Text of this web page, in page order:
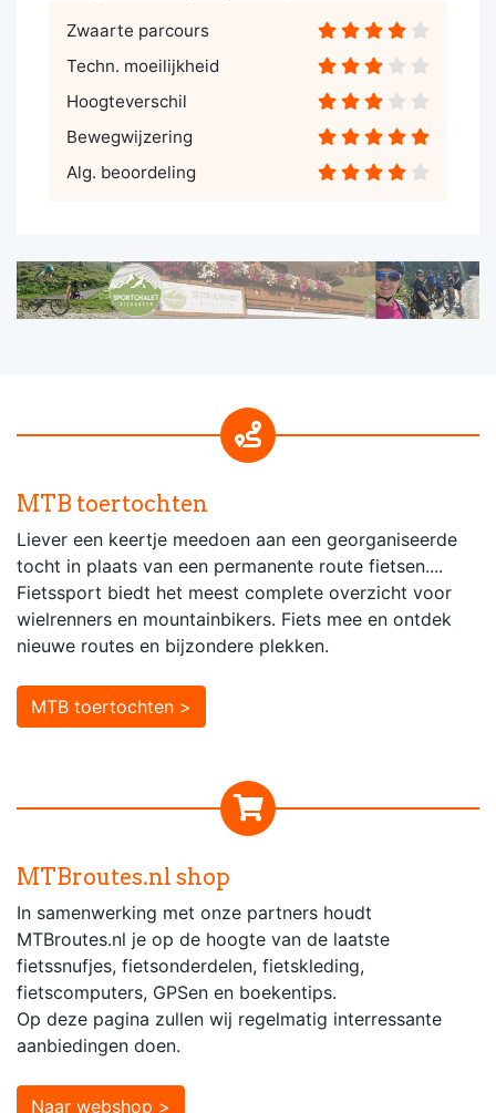
Zwaarte parcours
Techn. moeilijkheid
Hoogteverschil
Bewegwijzering
Alg. beoordeling
MTB toertochten
Liever een keertje meedoen aan een georganiseerde
tocht in plaats van een permanente route fietsen....
Fietssport biedt het meest complete overzicht voor
wielrenners en mountainbikers. Fiets mee en ontdek
nieuwe routes en bijzondere plekken.
MTB toertochten >
MTBroutes.nl shop
In samenwerking met onze partners houdt
MTBroutes.nl je op de hoogte van de laatste
fietssnufjes, fietsonderdelen, fietskleding,
fietscomputers, GPSen en boekentips.
Op deze pagina zullen wij regelmatig interressante
aanbiedingen doen.
Naar webshop >